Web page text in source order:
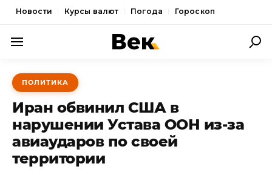
Новости Курсы валют Погода Гороскоп
ПОЛИТИКА
ЭКОНОМИКА
ОБЩЕСТВО
СПОРТ
КУЛЬТУРА
ПОЛИТИКА
Иран обвинил США в
нарушении Устава ООН из-за
авиаударов по своей
территории